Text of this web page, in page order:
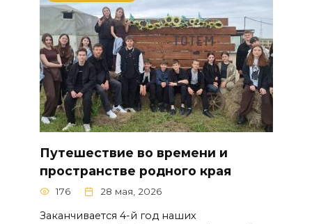
Путешествие во времени и
пространстве родного края
176 28 мая, 2026
Заканчивается 4-й год наших